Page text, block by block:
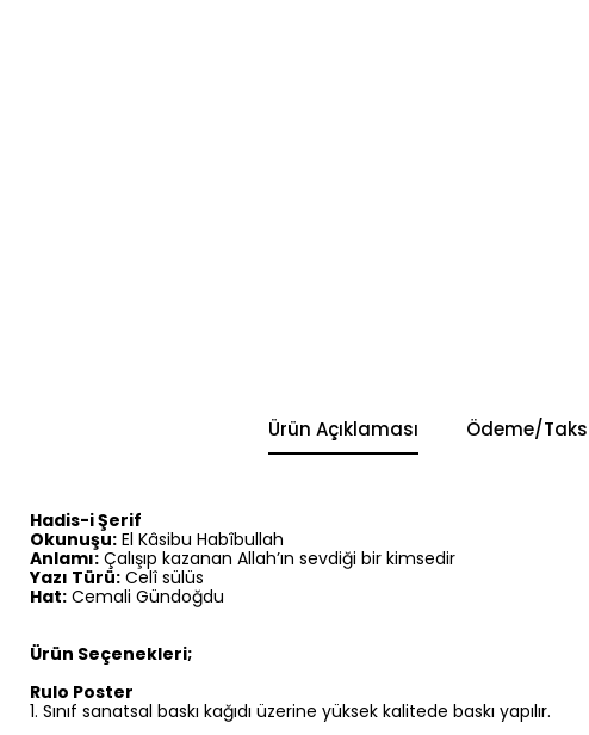
Ürün Açıklaması Ödeme/
Hadis-i Şerif
Okunuşu: El Kâsibu Habîbullah
Anlamı: Çalışıp kazanan Allah’ın sevdiği bir kimsedir
Yazı Türü: Celî sülüs
Hat: Cemali Gündoğdu
Ürün Seçenekleri;
Rulo Poster
1.⁠ ⁠Sınıf sanatsal baskı kağıdı üzerine yüksek kalitede baskı yapılır.